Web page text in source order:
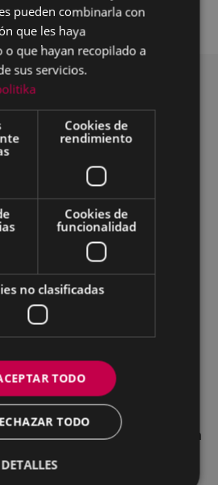
Domínguez destaca la
de Eibar en su
pueden combinarla con
que les haya
que hayan recopilado a
sus servicios.
Cookies de
rendimiento
Cookies de
funcionalidad
no clasificadas
TODO
TODO